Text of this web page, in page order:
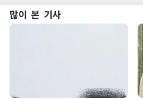
많이 본 기사